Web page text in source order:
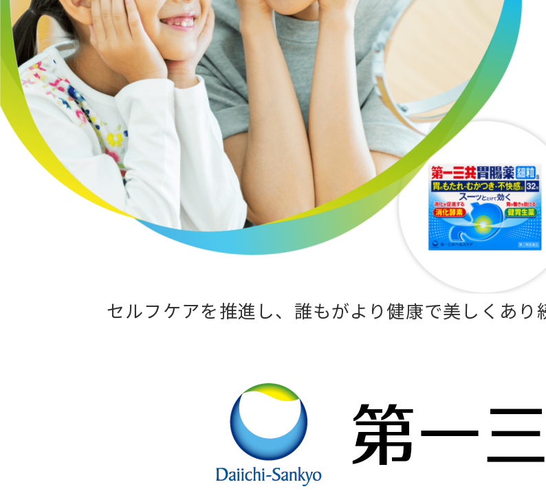
セルフケアを推進し、誰もがより健康で美しくあ